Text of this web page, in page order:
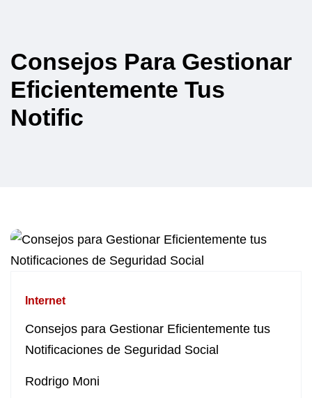
Consejos Para Gestionar
Eficientemente Tus
Notific
Internet
Consejos para Gestionar Eficientemente tus
Notificaciones de Seguridad Social
Rodrigo Moni